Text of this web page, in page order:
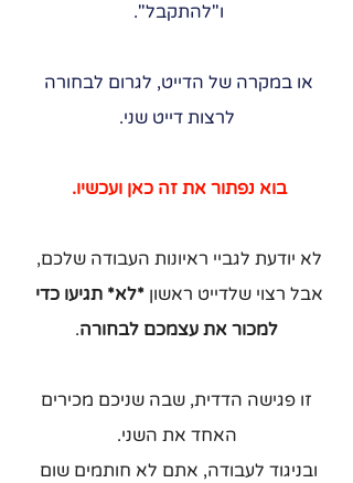
ו"להתקבל".
או במקרה של הדייט, לגרום לבחורה
לרצות דייט שני.
בוא נפתור את זה כאן ועכשיו.
לא יודעת לגביי ראיונות העבודה שלכם,
אבל רצוי שלדייט ראשון *לא* תגיעו כדי
למכור את עצמכם לבחורה.
זו פגישה הדדית, שבה שניכם מכירים
האחד את השני.
ובניגוד לעבודה, אתם לא חותמים שום